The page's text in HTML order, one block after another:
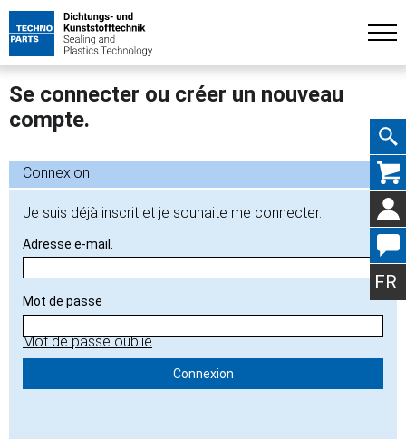
Aller
au
FR
Se connecter ou créer un nouveau
compte.
Connexion
Je suis déjà inscrit et je souhaite me connecter.
Adresse e-mail.
Mot de passe
Mot de passe oublié
Connexion